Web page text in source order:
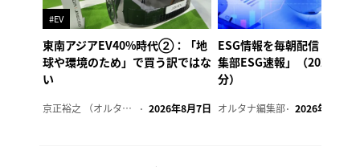
#EV
東南アジアEV40%時代②：「地
球や環境のため」で買う訳ではな
い
京正裕之 （オルタナ副編集長） 2026年8月7日
ESG情報を毎朝配信「オル
集部ESG速報」（2026年8
分）
オルタナ編集部 2026年8月7日